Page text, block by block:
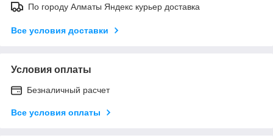
По городу Алматы Яндекс курьер доставка
Все условия доставки
Условия оплаты
Безналичный расчет
Все условия оплаты